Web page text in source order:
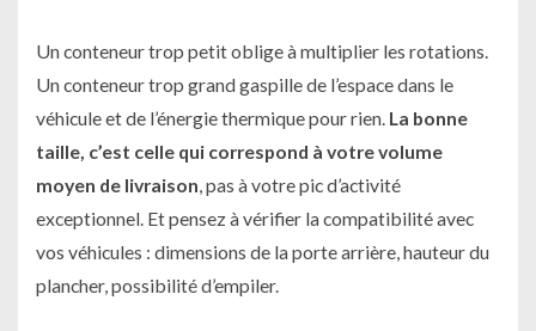
Un conteneur trop petit oblige à multiplier les rotations.
Un conteneur trop grand gaspille de l’espace dans le
véhicule et de l’énergie thermique pour rien. La bonne
taille, c’est celle qui correspond à votre volume
moyen de livraison, pas à votre pic d’activité
exceptionnel. Et pensez à vérifier la compatibilité avec
vos véhicules : dimensions de la porte arrière, hauteur du
plancher, possibilité d’empiler.